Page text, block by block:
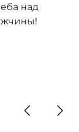
над